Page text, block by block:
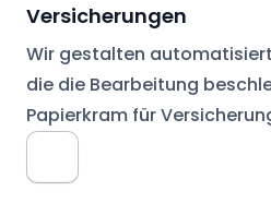
Versicherungen
Wir gestalten
die die Bearbeitung
Papierkram für